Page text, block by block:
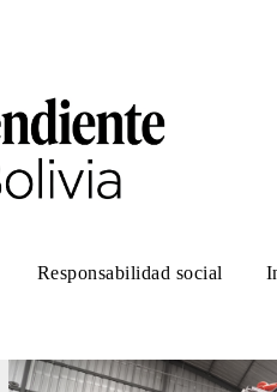
Responsabilidad social